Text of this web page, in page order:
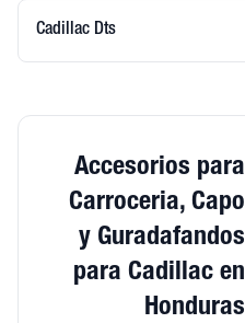
Cadillac Dts
Accesorios para
Carroceria, Capo
y Guradafandos
para Cadillac en
Honduras